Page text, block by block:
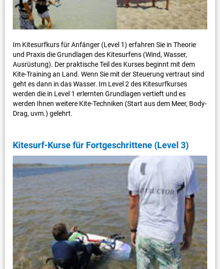
Im Kitesurfkurs für Anfänger (Level 1) erfahren Sie in Theorie
und Praxis die Grundlagen des Kitesurfens (Wind, Wasser,
Ausrüstung). Der praktische Teil des Kurses beginnt mit dem
Kite-Training an Land. Wenn Sie mit der Steuerung vertraut sind
geht es dann in das Wasser. Im Level 2 des Kitesurfkurses
werden die in Level 1 erlernten Grundlagen vertieft und es
werden Ihnen weitere Kite-Techniken (Start aus dem Meer, Body-
Drag, uvm.) gelehrt.
Kitesurf-Kurse für Fortgeschrittene (Level 3)